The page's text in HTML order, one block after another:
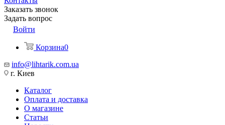
Заказать звонок
Задать вопрос
Войти
Корзина0
info@lihtarik.com.ua
г. Киев
Каталог
Оплата и доставка
О магазине
Статьи